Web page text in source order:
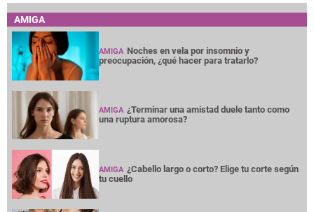
AMIGA
AMIGA Noches en vela por insomnio y
preocupación, ¿qué hacer para tratarlo?
AMIGA ¿Terminar una amistad duele tanto como
una ruptura amorosa?
AMIGA ¿Cabello largo o corto? Elige tu corte según
tu cuello